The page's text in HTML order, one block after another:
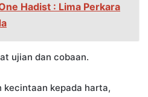
Hadist : Lima Perkara
ujian dan cobaan.
kecintaan kepada harta,